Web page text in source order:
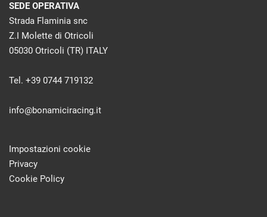
SEDE OPERATIVA
Strada Flaminia snc
Z.I Molette di Otricoli
05030 Otricoli (TR) ITALY
Tel. +39 0744 719132
info@bonamiciracing.it
Impostazioni cookie
Privacy
Cookie Policy